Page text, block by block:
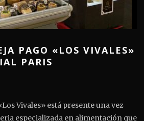
PAGO «LOS VIVALES»
PARIS
Vivales» está presente una vez
especializada en alimentación que